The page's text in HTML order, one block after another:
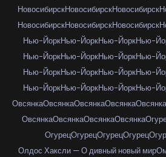
НовосибирскНовосибирскНовосибирск
НовосибирскНовосибирскНовосибирск
Нью-ЙоркНью-ЙоркНью-ЙоркНью-
Нью-ЙоркНью-ЙоркНью-ЙоркНью-
Нью-ЙоркНью-ЙоркНью-ЙоркНью-
Нью-ЙоркНью-ЙоркНью-ЙоркНью-
ОвсянкаОвсянкаОвсянкаОвсянкаОвсянка
ОвсянкаОвсянкаОвсянкаОвсянка
ОгурецОгурецОгурецОгурец
Олдос Хаксли — О дивный новый мир